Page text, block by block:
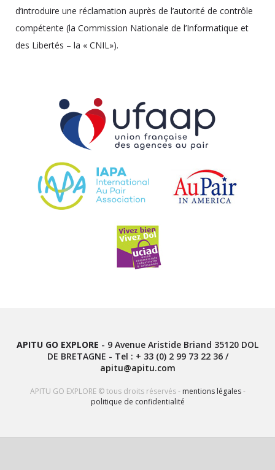
d’introduire une réclamation auprès de l’autorité de contrôle
compétente (la Commission Nationale de l’Informatique et
des Libertés – la « CNIL»).
APITU GO EXPLORE - 9 Avenue Aristide Briand 35120 DOL
DE BRETAGNE - Tel : + 33 (0) 2 99 73 22 36/
apitu@apitu.com
APITU GO EXPLORE © tous droits réservés - mentions légales-
politique de confidentialité